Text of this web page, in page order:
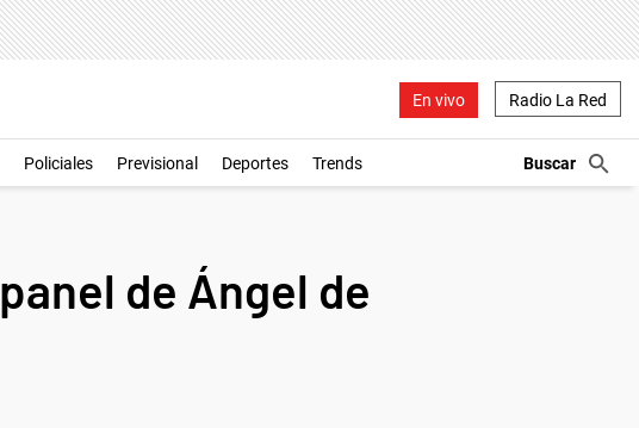
En vivo Radio La Red
Policiales Previsional Deportes Trends
de Ángel de